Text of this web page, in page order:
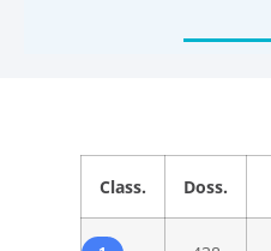
Class. Doss.